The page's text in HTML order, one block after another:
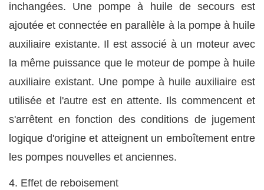
inchangées. Une pompe à huile de secours est
ajoutée et connectée en parallèle à la pompe à huile
auxiliaire existante. Il est associé à un moteur avec
la même puissance que le moteur de pompe à huile
auxiliaire existant. Une pompe à huile auxiliaire est
utilisée et l'autre est en attente. Ils commencent et
s'arrêtent en fonction des conditions de jugement
logique d'origine et atteignent un emboîtement entre
les pompes nouvelles et anciennes.
4. Effet de reboisement